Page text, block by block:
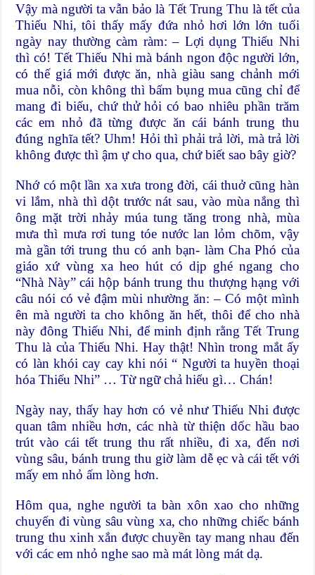
Vậy mà người ta vẫn bảo là Tết Trung Thu là tết của
Thiếu Nhi, tôi thấy mấy đứa nhỏ hơi lớn lớn tuổi
ngày nay thường càm ràm: – Lợi dụng Thiếu Nhi
thì có! Tết Thiếu Nhi mà bánh ngon độc người lớn,
có thế giá mới được ăn, nhà giàu sang chảnh mới
mua nỗi, còn không thì bấm bụng mua cũng chỉ để
mang đi biếu, chứ thử hỏi có bao nhiêu phần trăm
các em nhỏ đã từng được ăn cái bánh trung thu
đúng nghĩa tết? Uhm! Hỏi thì phải trả lời, mà trả lời
không được thì ậm ự cho qua, chứ biết sao bây giờ?
Nhớ có một lần xa xưa trong đời, cái thuở cũng hàn
vi lắm, nhà thì dột trước nát sau, vào mùa nắng thì
ông mặt trời nhảy múa tung tăng trong nhà, mùa
mưa thì mưa rơi tung tóe nước lan lỏm chõm, vậy
mà gần tới trung thu có anh bạn- làm Cha Phó của
giáo xứ vùng xa heo hút có dịp ghé ngang cho
“Nhà Này” cái hộp bánh trung thu thượng hạng với
câu nói có vẻ đậm mùi nhường ăn: – Có một mình
ên mà người ta cho không ăn hết, thôi để cho nhà
này đông Thiếu Nhi, để minh định rằng Tết Trung
Thu là của Thiếu Nhi. Hay thật! Nhìn trong mắt ấy
có làn khói cay cay khi nói “ Người ta huyền thoại
hóa Thiếu Nhi” … Từ ngữ chả hiểu gì… Chán!
Ngày nay, thấy hay hơn có vẻ như Thiếu Nhi được
quan tâm nhiều hơn, các nhà từ thiện dốc hầu bao
trút vào cái tết trung thu rất nhiều, đi xa, đến nơi
vùng sâu, bánh trung thu giờ làm dễ ẹc và cái tết với
mấy em nhỏ ấm lòng hơn.
Hôm qua, nghe người ta bàn xôn xao cho những
chuyến đi vùng sâu vùng xa, cho những chiếc bánh
trung thu xinh xắn được chuyền tay mang nhau đến
với các em nhỏ nghe sao mà mát lòng mát dạ.